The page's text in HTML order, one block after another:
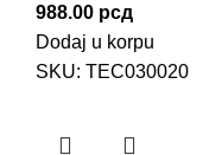
988.00 рсд
Dodaj u korpu
SKU: TEC030020